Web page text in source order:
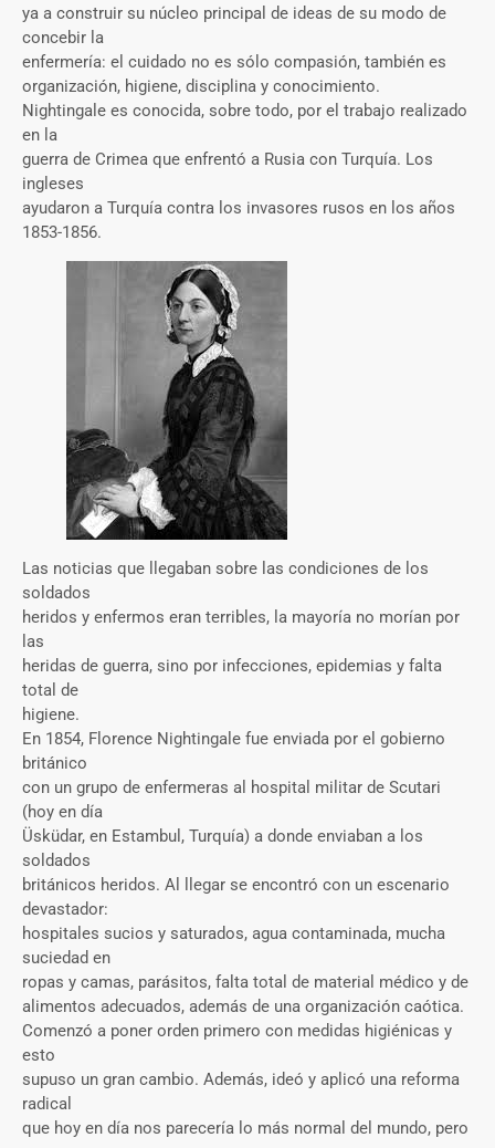
ya a construir su núcleo principal de ideas de su modo de
concebir la
enfermería: el cuidado no es sólo compasión, también es
organización, higiene, disciplina y conocimiento.
Nightingale es conocida, sobre todo, por el trabajo realizado
en la
guerra de Crimea que enfrentó a Rusia con Turquía. Los
ingleses
ayudaron a Turquía contra los invasores rusos en los años
1853-1856.
Las noticias que llegaban sobre las condiciones de los
soldados
heridos y enfermos eran terribles, la mayoría no morían por
las
heridas de guerra, sino por infecciones, epidemias y falta
total de
higiene.
En 1854, Florence Nightingale fue enviada por el gobierno
británico
con un grupo de enfermeras al hospital militar de Scutari
(hoy en día
Üsküdar, en Estambul, Turquía) a donde enviaban a los
soldados
británicos heridos. Al llegar se encontró con un escenario
devastador:
hospitales sucios y saturados, agua contaminada, mucha
suciedad en
ropas y camas, parásitos, falta total de material médico y de
alimentos adecuados, además de una organización caótica.
Comenzó a poner orden primero con medidas higiénicas y
esto
supuso un gran cambio. Además, ideó y aplicó una reforma
radical
que hoy en día nos parecería lo más normal del mundo, pero